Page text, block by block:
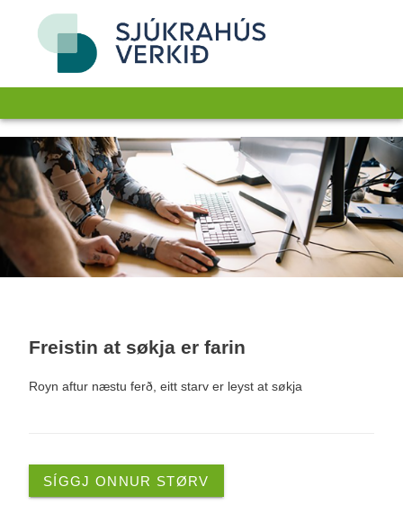
Freistin at søkja er farin
Royn aftur næstu ferð, eitt starv er leyst at søkja
SÍGGJ ONNUR STØRV